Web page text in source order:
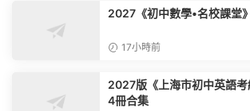
2027《初中數學•名校課堂
17小時前
2027版《上海市初中英語考
4冊合集